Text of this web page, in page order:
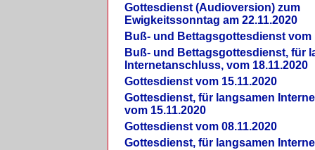
Gottesdienst (Audioversion) zum
Ewigkeitssonntag am 22.11.2020
Buß- und Bettagsgottesdienst vom
Buß- und Bettagsgottesdienst, für
Internetanschluss, vom 18.11.2020
Gottesdienst vom 15.11.2020
Gottesdienst, für langsamen
vom 15.11.2020
Gottesdienst vom 08.11.2020
Gottesdienst, für langsamen